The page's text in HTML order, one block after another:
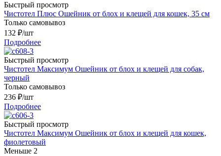
Быстрый просмотр
Чистотел Плюс Ошейник от блох и клещей для кошек, 35 см
Только самовывоз
132 ₽/шт
Подробнее
Быстрый просмотр
Чистотел Максимум Ошейник от блох и клещей для собак,
черный
Только самовывоз
236 ₽/шт
Подробнее
Быстрый просмотр
Чистотел Максимум Ошейник от блох и клещей для кошек,
фиолетовый
Меньше 2